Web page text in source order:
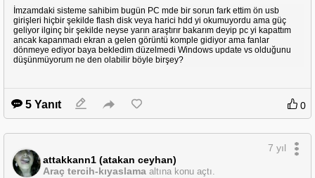
İmzamdaki sisteme sahibim bugün PC mde bir sorun fark ettim ön usb
girişleri hiçbir şekilde flash disk veya harici hdd yi okumuyordu ama güç
geliyor ilginç bir şekilde neyse yarın araştırır bakarım deyip pc yi kapattım
ancak kapanmadı ekran a gelen görüntü komple gidiyor ama fanlar
dönmeye ediyor baya bekledim düzelmedi Windows update vs olduğunu
düşünmüyorum ne den olabilir böyle birşey?
5 Yanıt 0
attakkann1 (atakan ceyhan)
Araç tercih-kıyaslama altına konu açtı.
7 yıl